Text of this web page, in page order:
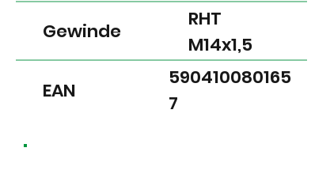
EAN
Gewinde
590410080165
7
RHT
M14x1,5